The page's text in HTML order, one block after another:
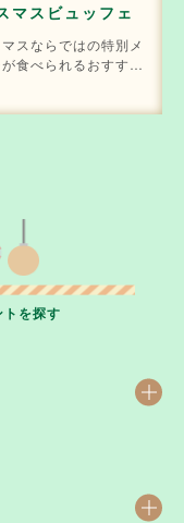
マスビュッフェ
スならではの特別メ
食べられるおすすめ
を探す